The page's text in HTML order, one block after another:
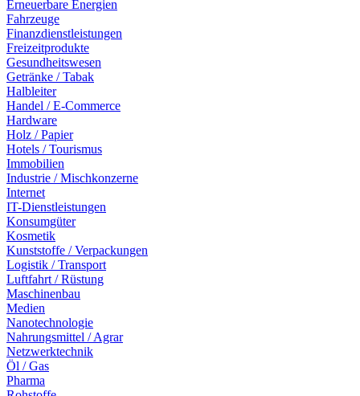
Erneuerbare Energien
Fahrzeuge
Finanzdienstleistungen
Freizeitprodukte
Gesundheitswesen
Getränke / Tabak
Halbleiter
Handel / E-Commerce
Hardware
Holz / Papier
Hotels / Tourismus
Immobilien
Industrie / Mischkonzerne
Internet
IT-Dienstleistungen
Konsumgüter
Kosmetik
Kunststoffe / Verpackungen
Logistik / Transport
Luftfahrt / Rüstung
Maschinenbau
Medien
Nanotechnologie
Nahrungsmittel / Agrar
Netzwerktechnik
Öl / Gas
Pharma